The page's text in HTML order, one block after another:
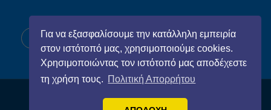
Για να εξασφαλίσουμε την κατάλληλη εμπειρία
στον ιστότοπό μας, χρησιμοποιούμε cookies.
Χρησιμοποιώντας τον ιστότοπό μας αποδέχεστε
τη χρήση τους. Πολιτική Απορρήτου
All Right Reserved QualityNet Foundation